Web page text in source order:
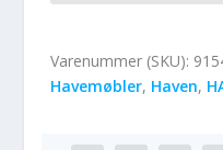
Varenummer (SKU):
Havemøbler, Haven,